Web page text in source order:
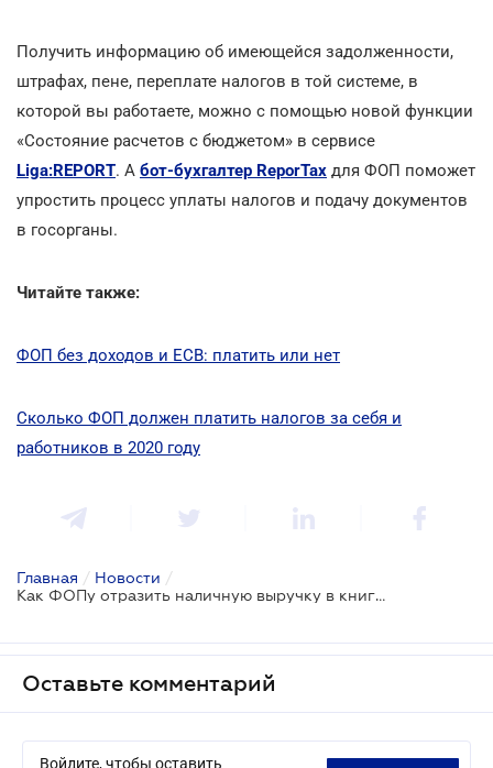
Получить информацию об имеющейся задолженности,
штрафах, пене, переплате налогов в той системе, в
которой вы работаете, можно с помощью новой функции
«Состояние расчетов с бюджетом» в сервисе
Liga:REPORT. А бот-бухгалтер ReporTax для ФОП поможет
упростить процесс уплаты налогов и подачу документов
в госорганы.
Читайте также:
ФОП без доходов и ЕСВ: платить или нет
Сколько ФОП должен платить налогов за себя и
работников в 2020 году
Главная / Новости /
Как ФОПу отразить наличную выручку в книге учета доходов?
Оставьте комментарий
Войдите, чтобы оставить